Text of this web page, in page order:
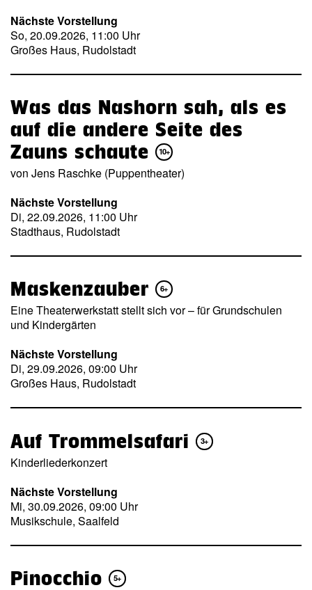
Nächste Vorstellung
So, 20.09.2026, 11:00 Uhr
Großes Haus, Rudolstadt
Was das Nashorn sah, als es
auf die andere Seite des
Zauns schaute
10+
von Jens Raschke (Puppentheater)
Nächste Vorstellung
Di, 22.09.2026, 11:00 Uhr
Stadthaus, Rudolstadt
Maskenzauber 6+
Eine Theaterwerkstatt stellt sich vor – für Grundschulen
und Kindergärten
Nächste Vorstellung
Di, 29.09.2026, 09:00 Uhr
Großes Haus, Rudolstadt
Auf Trommelsafari 3+
Kinderliederkonzert
Nächste Vorstellung
Mi, 30.09.2026, 09:00 Uhr
Musikschule, Saalfeld
Pinocchio 5+